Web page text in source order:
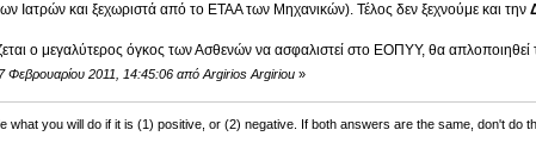
Ιατρών και ξεχωριστά από το ΕΤΑΑ των Μηχανικών). Τέλος δεν ξεχνούμε και την
ο μεγαλύτερος όγκος των Ασθενών να ασφαλιστεί στο ΕΟΠΥΥ, θα
Φεβρουαρίου 2011, 14:45:06 από Argirios Argiriou»
what you will do if it is (1) positive, or (2) negative. If both answers are the same, don't do